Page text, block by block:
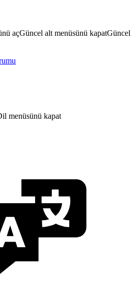
açGüncel alt menüsünü kapatGüncel
menüsünü kapat